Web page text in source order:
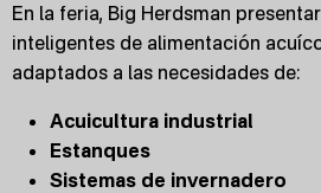
En la feria, Big Herdsman
inteligentes de alimentación
adaptados a las necesidades de:
Acuicultura industrial
Estanques
Sistemas de invernadero